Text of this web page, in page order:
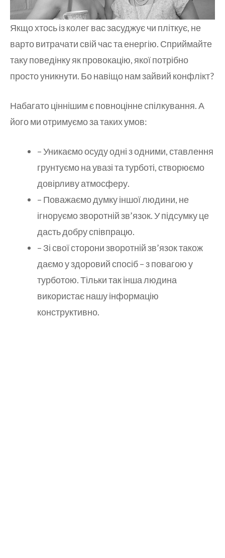
Якщо хтось із колег вас засуджує чи пліткує, не
варто витрачати свій час та енергію. Сприймайте
таку поведінку як провокацію, якої потрібно
просто уникнути. Бо навіщо нам зайвий конфлікт?
Набагато ціннішим є повноцінне спілкування. А
його ми отримуємо за таких умов:
– Уникаємо осуду одні з одними, ставлення
грунтуємо на увазі та турботі, створюємо
довірливу атмосферу.
– Поважаємо думку іншої людини, не
ігноруємо зворотній зв’язок. У підсумку це
дасть добру співпрацю.
– Зі свої сторони зворотній зв’язок також
даємо у здоровий спосіб – з повагою у
турботою. Тільки так інша людина
використає нашу інформацію
конструктивно.